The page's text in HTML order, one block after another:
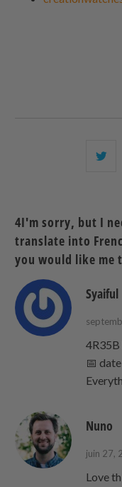
4I'm sorry, but I
translate into
you would like me
Syaiful
4R35B
📅
Nuno
juin 27,
Love